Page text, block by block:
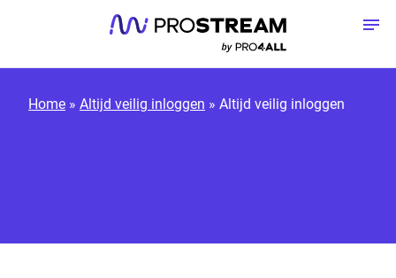
Home » Altijd veilig inloggen » Altijd veilig inloggen